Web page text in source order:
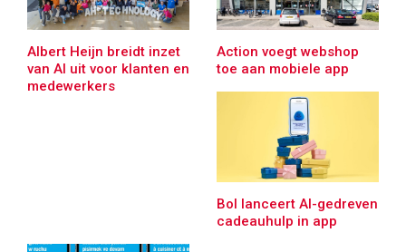
Albert Heijn breidt inzet
van AI uit voor klanten en
medewerkers
Action voegt webshop
toe aan mobiele app
Bol lanceert AI-gedreven
cadeauhulp in app